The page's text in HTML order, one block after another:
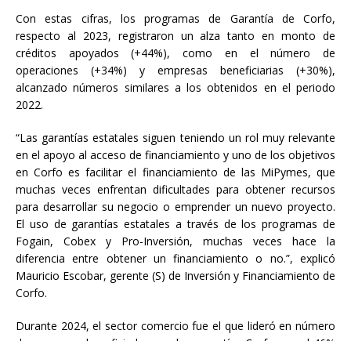
Con estas cifras, los programas de Garantía de Corfo,
respecto al 2023, registraron un alza tanto en monto de
créditos apoyados (+44%), como en el número de
operaciones (+34%) y empresas beneficiarias (+30%),
alcanzado números similares a los obtenidos en el periodo
2022.
“Las garantías estatales siguen teniendo un rol muy relevante
en el apoyo al acceso de financiamiento y uno de los objetivos
en Corfo es facilitar el financiamiento de las MiPymes, que
muchas veces enfrentan dificultades para obtener recursos
para desarrollar su negocio o emprender un nuevo proyecto.
El uso de garantías estatales a través de los programas de
Fogain, Cobex y Pro-Inversión, muchas veces hace la
diferencia entre obtener un financiamiento o no.”, explicó
Mauricio Escobar, gerente (S) de Inversión y Financiamiento de
Corfo.
Durante 2024, el sector comercio fue el que lideró en número